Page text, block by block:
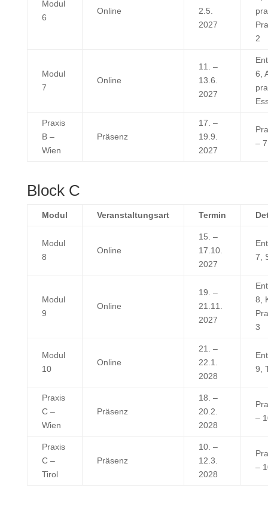
Modul
6
Online
2.5.
2027
2
Modul
7
Online
11. –
13.6.
2027
6,
Praxis
B –
Wien
Präsenz
17. –
19.9.
2027
–
Block C
Modul Veranstaltungsart Termin
Modul
8
Online
15. –
17.10.
2027
7,
Modul
9
Online
19. –
21.11.
2027
8,
3
Modul
10
Online
21. –
22.1.
2028
9,
Praxis
C –
Wien
Präsenz
18. –
20.2.
2028
–
Praxis
C –
Tirol
Präsenz
10. –
12.3.
2028
–